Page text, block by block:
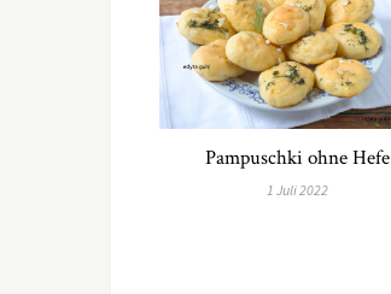
Pampuschki ohne Hefe
1 Juli 2022